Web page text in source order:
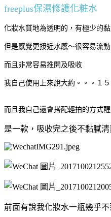
freeplus保濕修護化粧水
化妝水質地為透明的，有極少的
但是感覺更接近水感～很容易流動
而且非常容易推開及吸收
我自己使用上來說大約。。。１
而且我自己還會搭配輕拍的方式
是一款，吸收完之後不黏膩
前面有說我化妝水一瓶幾乎